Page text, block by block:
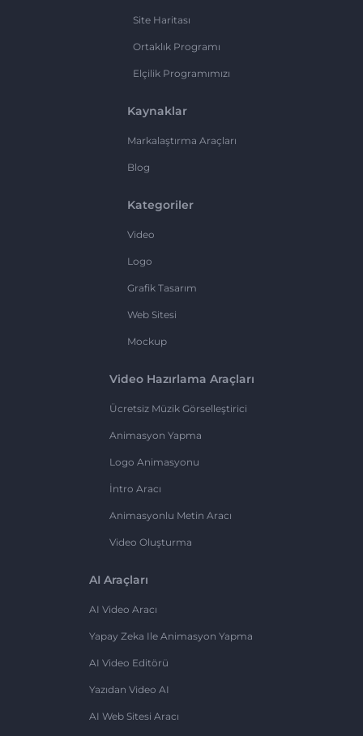
Site Haritası
Ortaklık Programı
Elçilik Programımızı
Kaynaklar
Markalaştırma Araçları
Blog
Kategoriler
Video
Logo
Grafik Tasarım
Web Sitesi
Mockup
Video Hazırlama Araçları
Ücretsiz Müzik Görselleştirici
Animasyon Yapma
Logo Animasyonu
İntro Aracı
Animasyonlu Metin Aracı
Video Oluşturma
AI Araçları
AI Video Aracı
Yapay Zeka Ile Animasyon Yapma
AI Video Editörü
Yazıdan Video AI
AI Web Sitesi Aracı